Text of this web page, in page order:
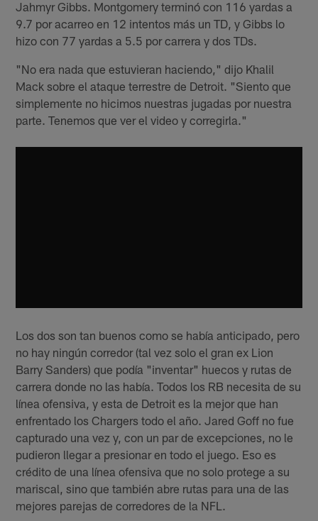
Jahmyr Gibbs. Montgomery terminó con 116 yardas a
9.7 por acarreo en 12 intentos más un TD, y Gibbs lo
hizo con 77 yardas a 5.5 por carrera y dos TDs.
"No era nada que estuvieran haciendo," dijo Khalil
Mack sobre el ataque terrestre de Detroit. "Siento que
simplemente no hicimos nuestras jugadas por nuestra
parte. Tenemos que ver el video y corregirla."
Los dos son tan buenos como se había anticipado, pero
no hay ningún corredor (tal vez solo el gran ex Lion
Barry Sanders) que podía "inventar" huecos y rutas de
carrera donde no las había. Todos los RB necesita de su
línea ofensiva, y esta de Detroit es la mejor que han
enfrentado los Chargers todo el año. Jared Goff no fue
capturado una vez y, con un par de excepciones, no le
pudieron llegar a presionar en todo el juego. Eso es
crédito de una línea ofensiva que no solo protege a su
mariscal, sino que también abre rutas para una de las
mejores parejas de corredores de la NFL.